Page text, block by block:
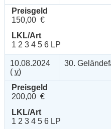
Preisgeld
150,00 €
LKL/Art
1 2 3 4 5 6 LP
10.08.2024
( v)
30.
Preisgeld
200,00 €
LKL/Art
1 2 3 4 5 6 LP